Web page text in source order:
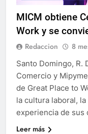
MICM obtiene
Work y se
Redaccion 8
Santo Domingo, R.
Comercio y
de Great Place to
la cultura laboral,
experiencia de sus
Leer más